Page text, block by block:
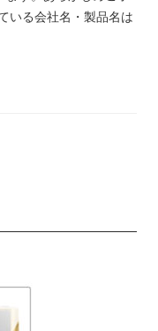
いる会社名・製品名は